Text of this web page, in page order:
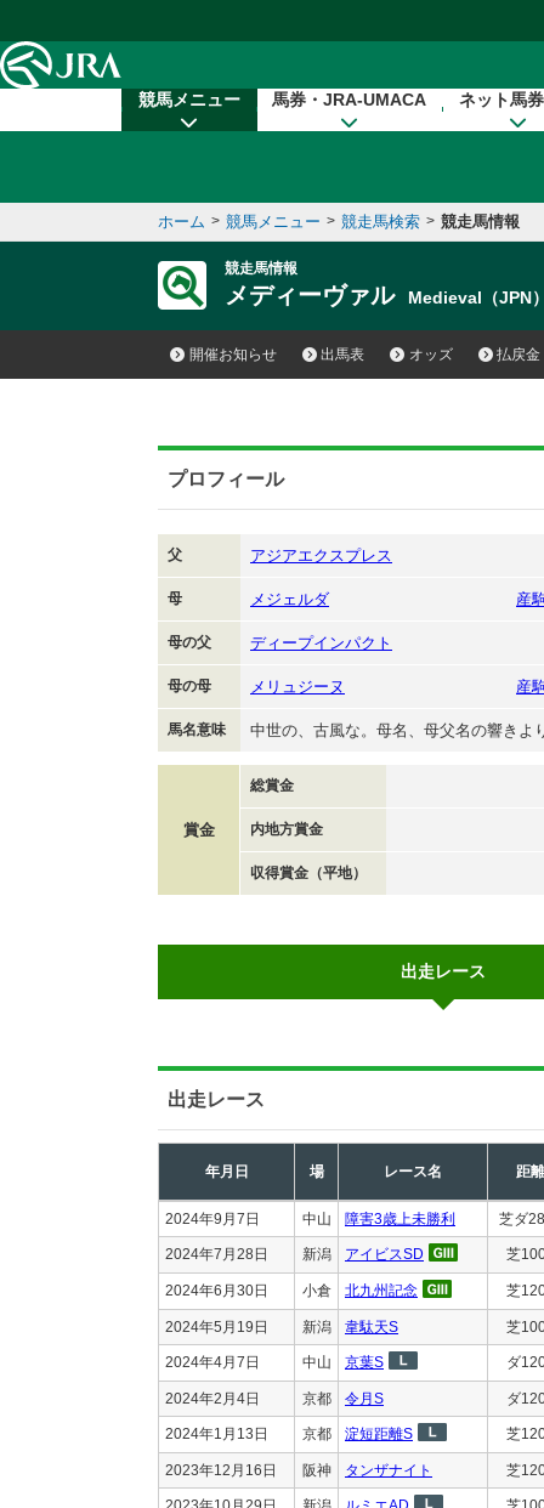
競馬メニュー 馬券・JRA-UMACA ネット馬
ホーム > 競馬メニュー > 競走馬検索 > 競走馬情報
競走馬情報
メディーヴァル Medieval（JPN
開催お知らせ 出馬表 オッズ 払戻金
プロフィール
父 アジアエクスプレス
母 メジェルダ 産
母の父 ディープインパクト
母の母 メリュジーヌ 産
馬名意味 中世の、古風な。母名、母父名の響きよ
賞金
総賞金
内地方賞金
収得賞金（平地）
出走レース
出走レース
年月日 場 レース名 距離
2024年9月7日 中山 障害3歳上未勝利 芝ダ
2024年7月28日 新潟 アイビスSD 芝
2024年6月30日 小倉 北九州記念 芝
2024年5月19日 新潟 韋駄天S 芝
2024年4月7日 中山 京葉S ダ
2024年2月4日 京都 令月S ダ
2024年1月13日 京都 淀短距離S 芝
2023年12月16日 阪神 タンザナイト 芝